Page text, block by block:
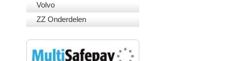
Volvo
ZZ Onderdelen